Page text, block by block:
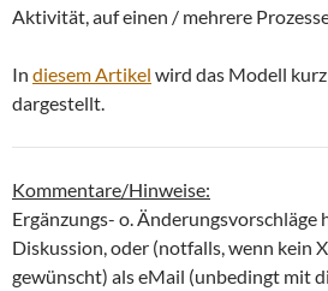
Aktivität, auf einen / mehrere
In diesem Artikel wird das Modell
dargestellt.
Kommentare/Hinweise:
Ergänzungs- o. Änderungsvorschläge
Diskussion, oder (notfalls, wenn kein
gewünscht) als eMail (unbedingt mit